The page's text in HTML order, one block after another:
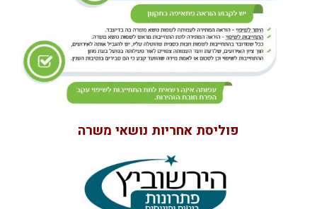
פוליסת אחריות נושאי משרה